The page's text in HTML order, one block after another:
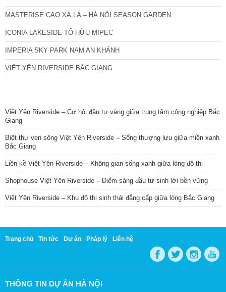
MASTERISE CAO XÀ LÁ – HÀ NỘI SEASON GARDEN
ICONIA LAKESIDE TỐ HỮU MIPEC
IMPERIA SKY PARK NAM AN KHÁNH
VIỆT YÊN RIVERSIDE BẮC GIANG
Việt Yên Riverside – Cơ hội đầu tư vàng giữa trung tâm công nghiệp Bắc
Giang
Biệt thự ven sông Việt Yên Riverside – Sống thượng lưu giữa miền xanh
Bắc Giang
Liền kề Việt Yên Riverside – Không gian sống xanh giữa lòng đô thị
Shophouse Việt Yên Riverside – Điểm sáng đầu tư sinh lời bền vững
Việt Yên Riverside – Khu đô thị sinh thái đẳng cấp giữa lòng Bắc Giang
Trang chủ Tin tức Dự án Pháp lý Liên hệ
THÔNG TIN DỰ ÁN HÀ NỘI